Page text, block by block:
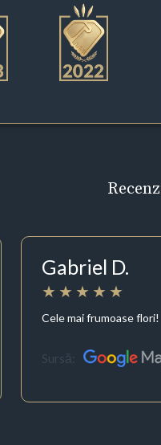
Gabriel D.
Cele mai frumoase flori!
Sursă: